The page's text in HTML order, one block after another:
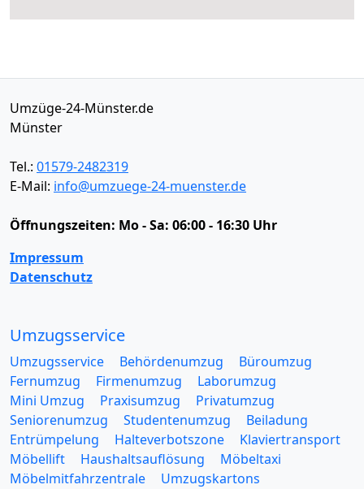
Umzüge-24-Münster.de
Münster
Tel.: 01579-2482319
E-Mail: info@umzuege-24-muenster.de
Öffnungszeiten: Mo - Sa: 06:00 - 16:30 Uhr
Impressum
Datenschutz
Umzugsservice
Umzugsservice Behördenumzug
Büroumzug
Fernumzug
Firmenumzug
Laborumzug
Mini Umzug
Praxisumzug
Privatumzug
Seniorenumzug
Studentenumzug
Beiladung
Entrümpelung
Halteverbotszone
Klaviertransport
Möbellift
Haushaltsauflösung
Möbeltaxi
Möbelmitfahrzentrale
Umzugskartons